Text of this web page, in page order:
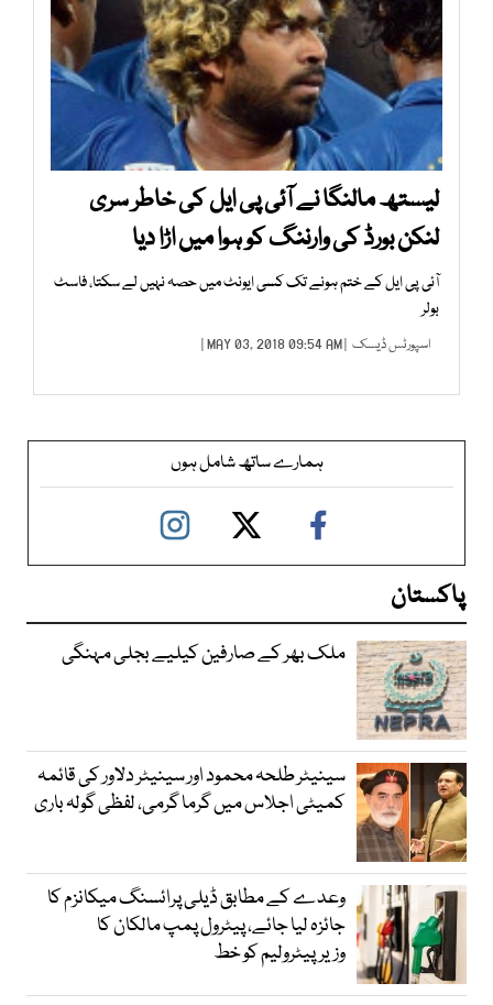
لیستھ مالنگا نے آئی پی ایل کی خاطر سری
لنکن بورڈ کی وارننگ کو ہوا میں اڑا دیا
آئی پی ایل کے ختم ہونے تک کسی ایونٹ میں حصہ نہیں لے سکتا، فاسٹ
بولر
اسپورٹس ڈیسک | MAY 03, 2018 09:54 AM |
ہمارے ساتھ شامل ہوں
پاکستان
ملک بھر کے صارفین کیلیے بجلی مہنگی
سینیٹر طلحہ محمود اور سینیٹر دلاور کی قائمہ
کمیٹی اجلاس میں گرما گرمی، لفظی گولہ باری
وعدے کے مطابق ڈیلی پرائسنگ میکانزم کا
جائزہ لیا جائے، پیٹرول پمپ مالکان کا
وزیرپیٹرولیم کو خط